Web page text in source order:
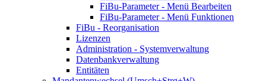
FiBu-Parameter - Menü Bearbeiten
FiBu-Parameter - Menü Funktionen
FiBu - Reorganisation
Lizenzen
Administration - Systemverwaltung
Datenbankverwaltung
Entitäten